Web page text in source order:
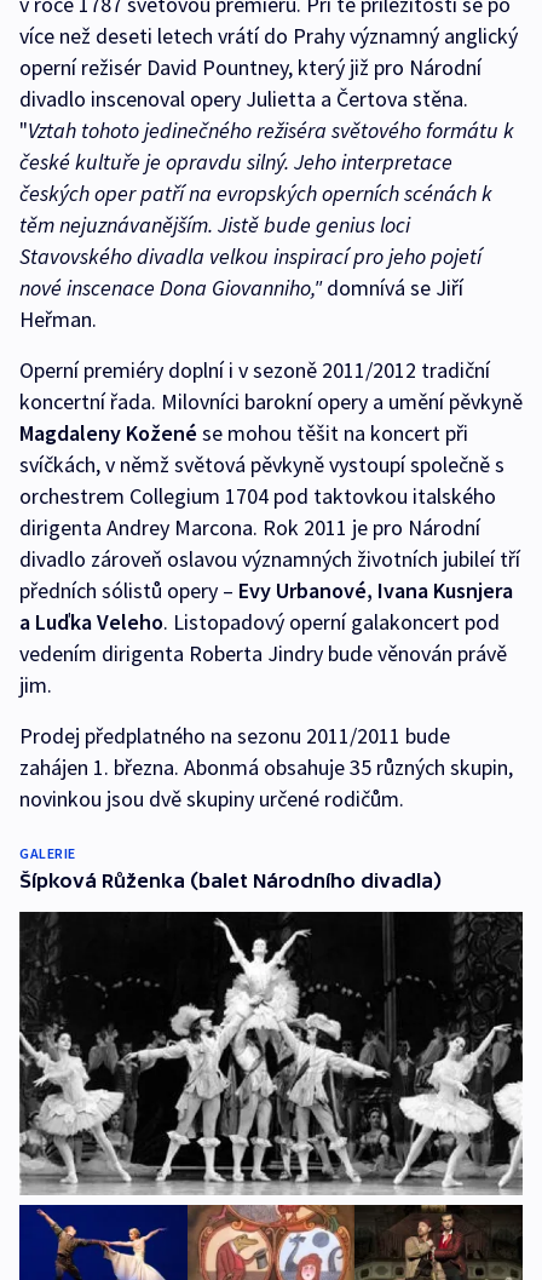
více než deseti letech vrátí do Prahy významný anglický
operní režisér David Pountney, který již pro Národní
divadlo inscenoval opery Julietta a Čertova stěna.
"Vztah tohoto jedinečného režiséra světového formátu k
české kultuře je opravdu silný. Jeho interpretace
českých oper patří na evropských operních scénách k
těm nejuznávanějším. Jistě bude genius loci
Stavovského divadla velkou inspirací pro jeho pojetí
nové inscenace Dona Giovanniho,"domnívá se Jiří
Heřman.
Operní premiéry doplní i v sezoně 2011/2012 tradiční
koncertní řada. Milovníci barokní opery a umění pěvkyně
Magdaleny Kožené se mohou těšit na koncert při
svíčkách, v němž světová pěvkyně vystoupí společně s
orchestrem Collegium 1704 pod taktovkou italského
dirigenta Andrey Marcona. Rok 2011 je pro Národní
divadlo zároveň oslavou významných životních jubileí tří
předních sólistů opery – Evy Urbanové, Ivana Kusnjera
a Luďka Veleho. Listopadový operní galakoncert pod
vedením dirigenta Roberta Jindry bude věnován právě
jim.
Prodej předplatného na sezonu 2011/2011 bude
zahájen 1. března. Abonmá obsahuje 35 různých skupin,
novinkou jsou dvě skupiny určené rodičům.
GALERIE
Šípková Růženka (balet Národního divadla)